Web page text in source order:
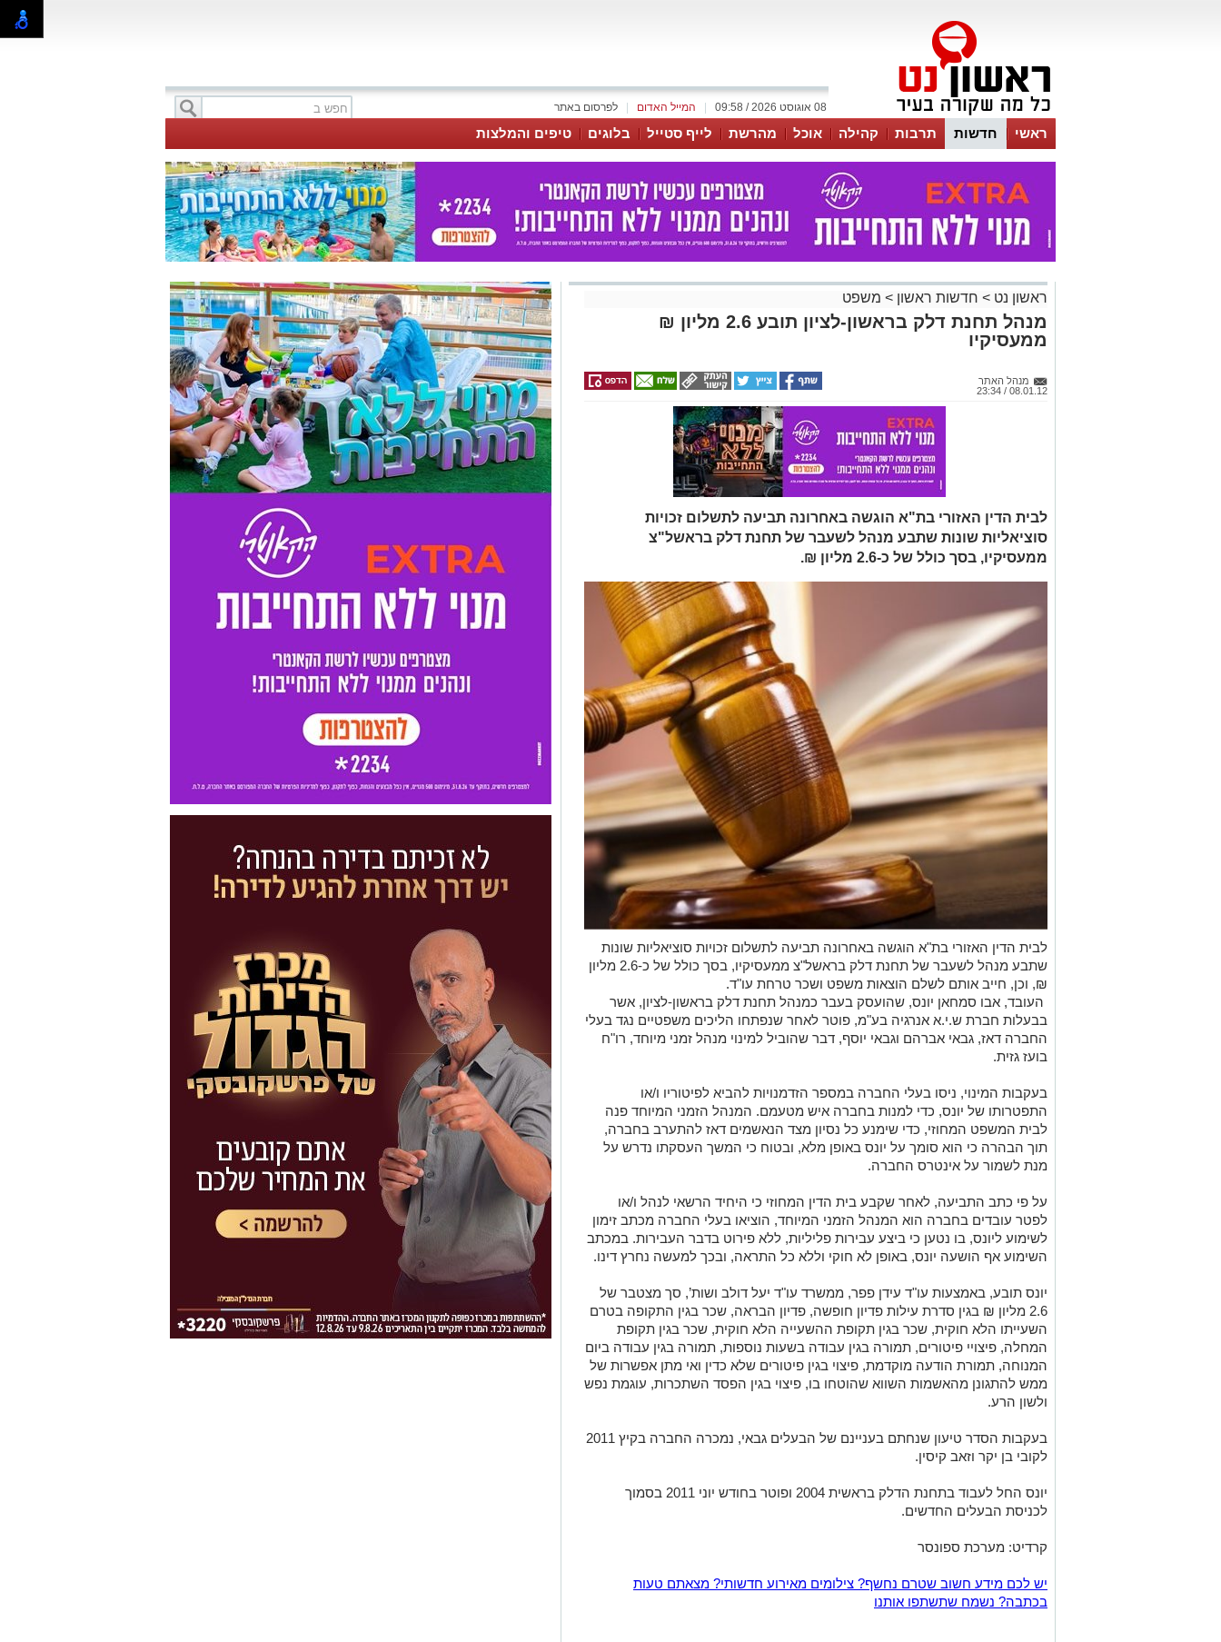
לפרסום באתר המייל האדום 08 אוגוסט 2026 / 09:58
ראשי חדשות תרבות קהילה אוכל מהרשת לייף סטייל בלוגים טיפים והמלצות
ראשון נט > חדשות ראשון > משפט
מנהל תחנת דלק בראשון-לציון תובע 2.6 מליון ₪
ממעסיקיו
מנהל האתר
08.01.12 / 23:34
לבית הדין האזורי בת"א הוגשה באחרונה תביעה לתשלום זכויות
סוציאליות שונות שתבע מנהל לשעבר של תחנת דלק בראשל"צ
ממעסיקיו, בסך כולל של כ-2.6 מליון ₪.
לבית הדין האזורי בת"א הוגשה באחרונה תביעה לתשלום זכויות סוציאליות שונות
שתבע מנהל לשעבר של תחנת דלק בראשל"צ ממעסיקיו, בסך כולל של כ-2.6 מליון
₪, וכן, חייב אותם לשלם הוצאות משפט ושכר טרחת עו"ד.
העובד, אבו סמחאן יונס, שהועסק בעבר כמנהל תחנת דלק בראשון-לציון, אשר
בבעלות חברת ש.י.א אנרגיה בע"מ, פוטר לאחר שנפתחו הליכים משפטיים נגד בעלי
החברה דאז, גבאי אברהם וגבאי יוסף, דבר שהוביל למינוי מנהל זמני מיוחד, רו"ח
בועז גזית.
בעקבות המינוי, ניסו בעלי החברה במספר הזדמנויות להביא לפיטוריו ו/או
התפטרותו של יונס, כדי למנות בחברה איש מטעמם. המנהל הזמני המיוחד פנה
לבית המשפט המחוזי, כדי שימנע כל נסיון מצד הנאשמים דאז להתערב בחברה,
תוך הבהרה כי הוא סומך על יונס באופן מלא, ובטוח כי המשך העסקתו נדרש על
מנת לשמור על אינטרס החברה.
על פי כתב התביעה, לאחר שקבע בית הדין המחוזי כי היחיד הרשאי לנהל ו/או
לפטר עובדים בחברה הוא המנהל הזמני המיוחד, הוציאו בעלי החברה מכתב זימון
לשימוע ליונס, בו נטען כי ביצע עבירות פליליות, ללא פירוט בדבר העבירות. במכתב
השימוע אף הושעה יונס, באופן לא חוקי וללא כל התראה, ובכך למעשה נחרץ דינו.
יונס תובע, באמצעות עו"ד עידן פפר, ממשרד עו"ד יעל דולב ושות’, סך מצטבר של
2.6 מליון ₪ בגין סדרת עילות פדיון חופשה, פדיון הבראה, שכר בגין התקופה בטרם
השעייתו הלא חוקית, שכר בגין תקופת ההשעייה הלא חוקית, שכר בגין תקופת
המחלה, פיצויי פיטורים, תמורה בגין עבודה בשעות נוספות, תמורה בגין עבודה ביום
המנוחה, תמורת הודעה מוקדמת, פיצוי בגין פיטורים שלא כדין ואי מתן אפשרות של
ממש להתגונן מהאשמות השווא שהוטחו בו, פיצוי בגין הפסד השתכרות, עוגמת נפש
ולשון הרע.
בעקבות הסדר טיעון שנחתם בעניינם של הבעלים גבאי, נמכרה החברה בקיץ 2011
לקובי בן יקר וזאב קיסין.
יונס החל לעבוד בתחנת הדלק בראשית 2004 ופוטר בחודש יוני 2011 בסמוך
לכניסת הבעלים החדשים.
קרדיט: מערכת ספונסר
יש לכם מידע חשוב שטרם נחשף? צילומים מאירוע חדשותי? מצאתם טעות
בכתבה? נשמח שתשתפו אותנו